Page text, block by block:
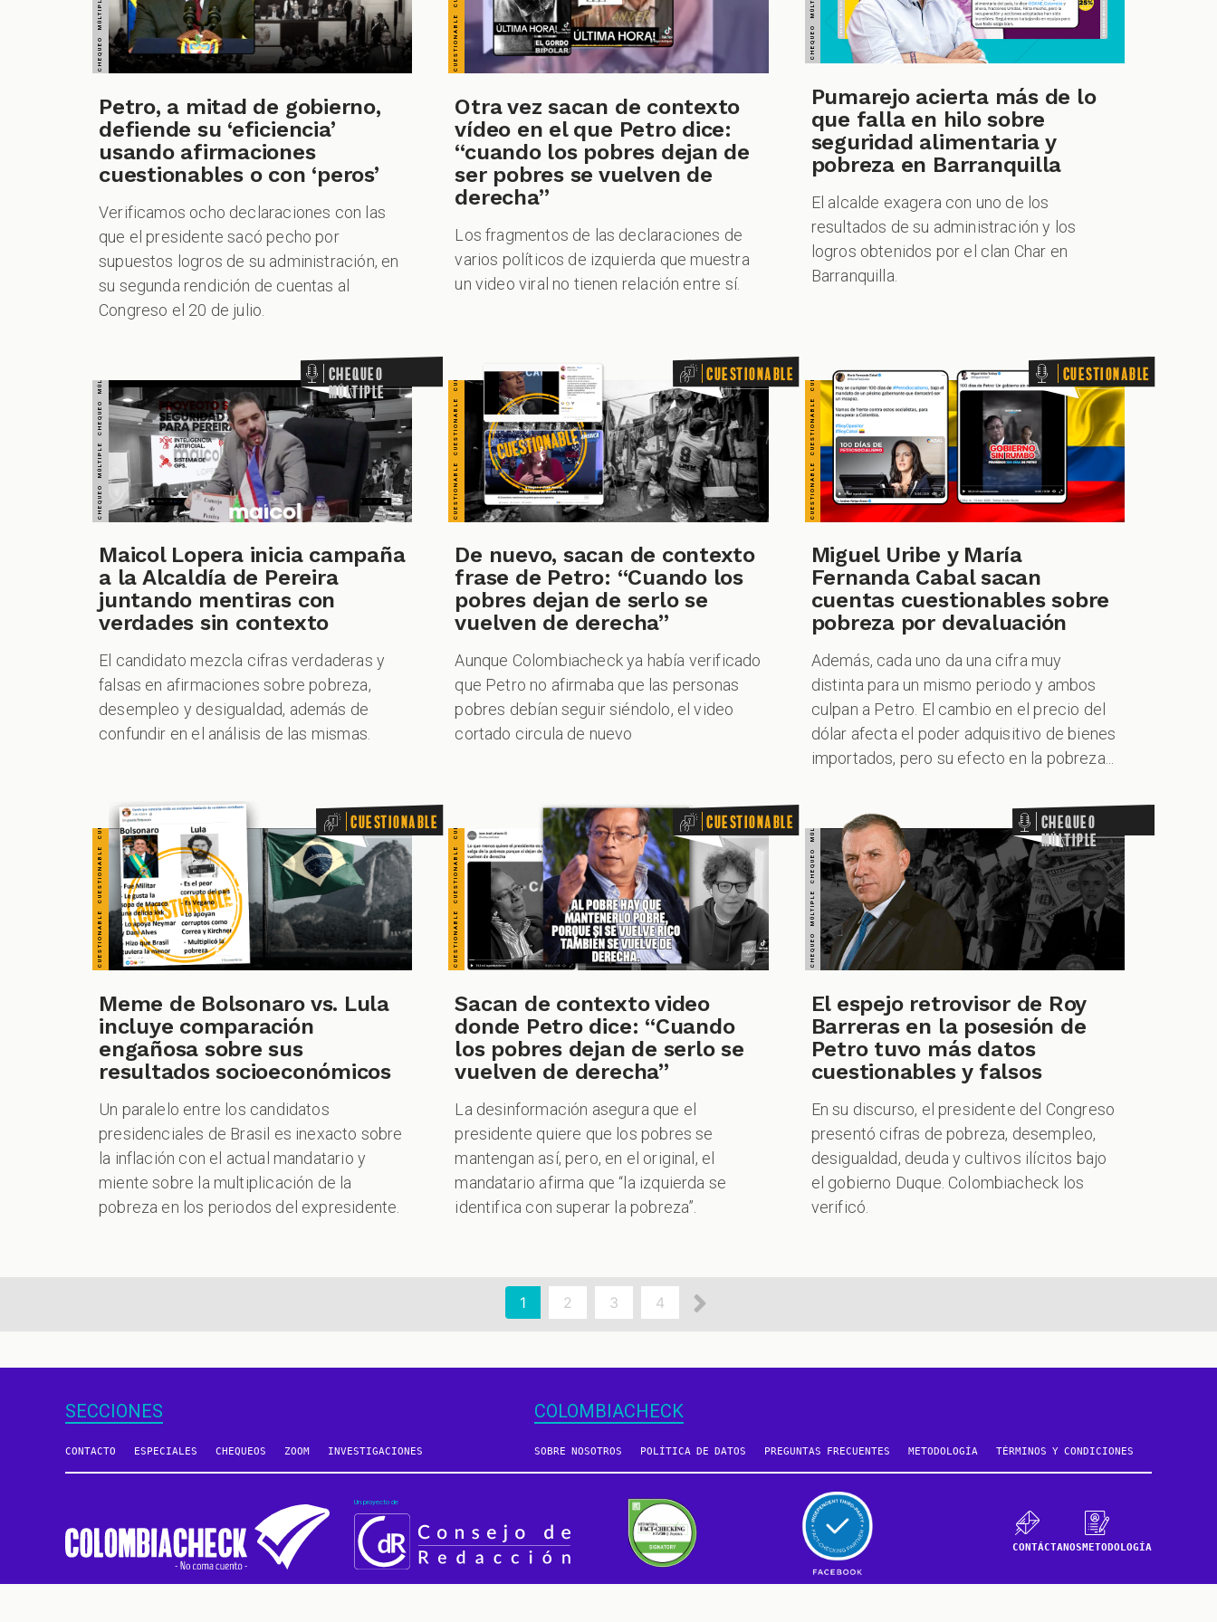
Petro, a mitad de gobierno,
defiende su ‘eficiencia’
usando afirmaciones
cuestionables o con ‘peros’
Verificamos ocho declaraciones con las
que el presidente sacó pecho por
supuestos logros de su administración, en
su segunda rendición de cuentas al
Congreso el 20 de julio.
Otra vez sacan de contexto
vídeo en el que Petro dice:
“cuando los pobres dejan de
ser pobres se vuelven de
derecha”
Los fragmentos de las declaraciones de
varios políticos de izquierda que muestra
un video viral no tienen relación entre sí.
Pumarejo acierta más de lo
que falla en hilo sobre
seguridad alimentaria y
pobreza en Barranquilla
El alcalde exagera con uno de los
resultados de su administración y los
logros obtenidos por el clan Char en
Barranquilla.
CHEQUEO MÚLTIPLE CHEQUEO MÚLTIPLE CHEQUEO MÚLTIPLE CHEQUEO MÚLTIPLE CHEQUEO MÚLTIPLE CHEQUEO MÚLTIPLE CHEQUEO MÚLTIPLE
Chequeo
Múltiple
Maicol Lopera inicia campaña
a la Alcaldía de Pereira
juntando mentiras con
verdades sin contexto
El candidato mezcla cifras verdaderas y
falsas en afirmaciones sobre pobreza,
desempleo y desigualdad, además de
confundir en el análisis de las mismas.
CUESTIONABLE CUESTIONABLE CUESTIONABLE CUESTIONABLE CUESTIONABLE CUESTIONABLE CUESTIONABLE Cuestionable
De nuevo, sacan de contexto
frase de Petro: “Cuando los
pobres dejan de serlo se
vuelven de derecha”
Aunque Colombiacheck ya había verificado
que Petro no afirmaba que las personas
pobres debían seguir siéndolo, el video
cortado circula de nuevo
CUESTIONABLE CUESTIONABLE CUESTIONABLE CUESTIONABLE CUESTIONABLE CUESTIONABLE CUESTIONABLE Cuestionable
Miguel Uribe y María
Fernanda Cabal sacan
cuentas cuestionables sobre
pobreza por devaluación
Además, cada uno da una cifra muy
distinta para un mismo periodo y ambos
culpan a Petro. El cambio en el precio del
dólar afecta el poder adquisitivo de bienes
importados, pero su efecto en la pobreza...
CUESTIONABLE CUESTIONABLE CUESTIONABLE CUESTIONABLE CUESTIONABLE CUESTIONABLE CUESTIONABLE Cuestionable
Meme de Bolsonaro vs. Lula
incluye comparación
engañosa sobre sus
resultados socioeconómicos
Un paralelo entre los candidatos
presidenciales de Brasil es inexacto sobre
la inflación con el actual mandatario y
miente sobre la multiplicación de la
pobreza en los periodos del expresidente.
CUESTIONABLE CUESTIONABLE CUESTIONABLE CUESTIONABLE CUESTIONABLE CUESTIONABLE CUESTIONABLE Cuestionable
Sacan de contexto video
donde Petro dice: “Cuando
los pobres dejan de serlo se
vuelven de derecha”
La desinformación asegura que el
presidente quiere que los pobres se
mantengan así, pero, en el original, el
mandatario afirma que “la izquierda se
identifica con superar la pobreza”.
CHEQUEO MÚLTIPLE CHEQUEO MÚLTIPLE CHEQUEO MÚLTIPLE CHEQUEO MÚLTIPLE CHEQUEO MÚLTIPLE CHEQUEO MÚLTIPLE CHEQUEO MÚLTIPLE
Chequeo
Múltiple
El espejo retrovisor de Roy
Barreras en la posesión de
Petro tuvo más datos
cuestionables y falsos
En su discurso, el presidente del Congreso
presentó cifras de pobreza, desempleo,
desigualdad, deuda y cultivos ilícitos bajo
el gobierno Duque. Colombiacheck los
verificó.
Página
actual
1 Page
2 Page
3 Page
4
Siguiente
SECCIONES
CONTACTO ESPECIALES CHEQUEOS ZOOM INVESTIGACIONES
COLOMBIACHECK
SOBRE NOSOTROS POLÍTICA DE DATOS PREGUNTAS FRECUENTES METODOLOGÍA TÉRMINOS Y CONDICIONES
Un proyecto de
CONTÁCTANOSMETODOLOGÍA